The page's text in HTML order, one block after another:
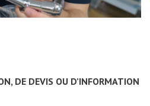
DE DEVIS OU D’INFORMATION